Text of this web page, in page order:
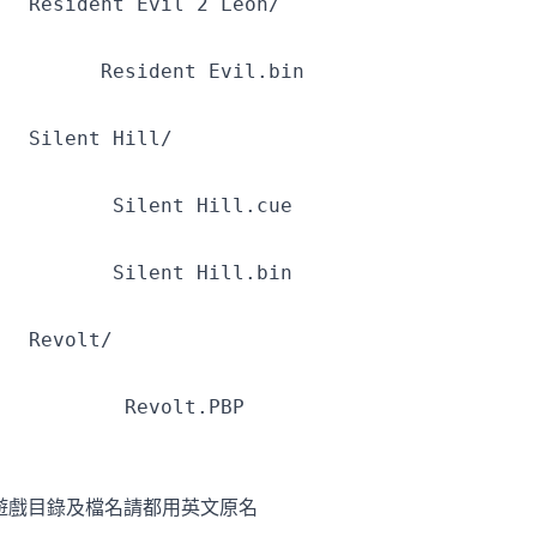
Resident Evil.bin
Silent Hill/
Silent Hill.cue
Silent Hill.bin
Revolt/
Revolt.PBP
戲目錄及檔名請都用英文原名